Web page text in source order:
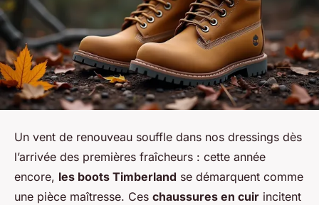
Un vent de renouveau souffle dans nos dressings dès
l’arrivée des premières fraîcheurs : cette année
encore, les boots Timberland se démarquent comme
une pièce maîtresse. Ces chaussures en cuir incitent